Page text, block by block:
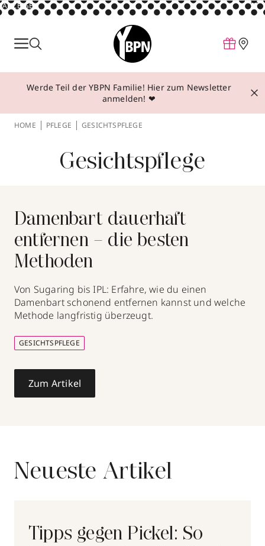
ANZEIGE
Parfum
Make-up
Behandlungen
Über YBPN
Storefinder
Werde Teil der YBPN Familie! Hier zum Newsletter
anmelden! ❤
HOME PFLEGE GESICHTSPFLEGE
Gesichtspflege
Damenbart dauerhaft
entfernen – die besten
Methoden
Von Sugaring bis IPL: Erfahre, wie du einen
Damenbart schonend entfernen kannst und welche
Methode langfristig überzeugt.
GESICHTSPFLEGE
Zum Artikel
Neueste Artikel
Tipps gegen Pickel: So